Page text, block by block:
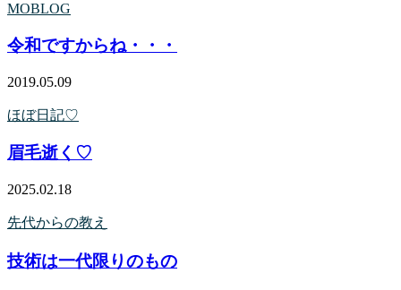
MOBLOG
令和ですからね・・・
2019.05.09
ほぼ日記♡
眉毛逝く♡
2025.02.18
先代からの教え
技術は一代限りのもの